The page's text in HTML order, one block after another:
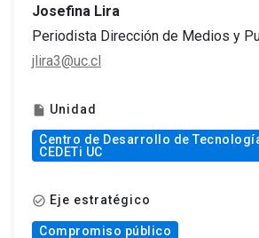
Josefina Lira
Periodista Dirección de Medios y
jlira3@uc.cl
insert_drive_file Unidad
Centro de Desarrollo de
CEDETi UC
check_circle_outline Eje estratégico
Compromiso público